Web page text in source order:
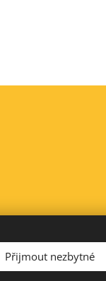
Přijmout nezbytné